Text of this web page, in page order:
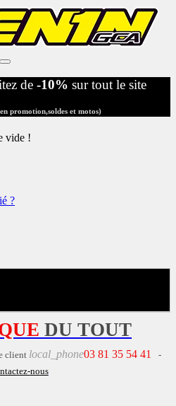
Ex:
Casque,
filtre
air,
Fox,
...
de -10% sur tout le site
promotion,soldes et motos)
vide !
?
DU TOUT
client local_phone03 81 35 54 41
-
nous